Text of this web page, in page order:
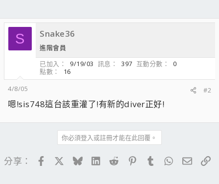
S Snake36
進階會員
已加入
9/19/03 訊息 397 互動分數
0
點數
16
4/8/05
#2
嗯!sis748這台該重灌了!有新的diver正好!
你必須登入或註冊才能在此回覆。
分享： FacebookBlueskyLinkedIn
Reddit PinterestTumblrWhatsApp
電子